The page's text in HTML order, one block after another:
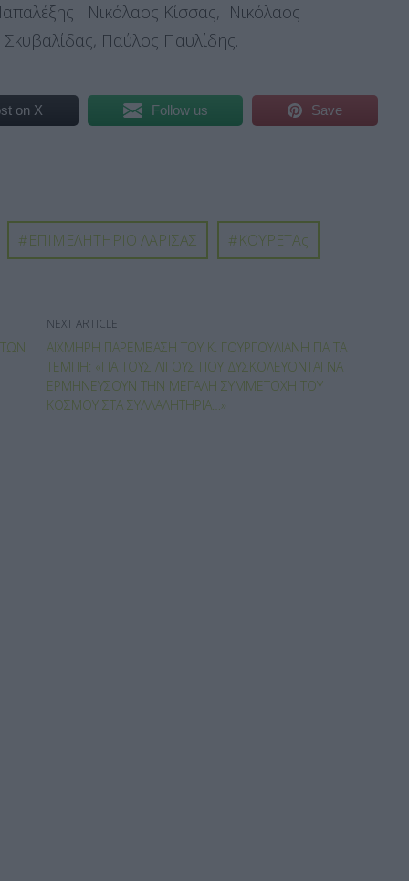
Νικόλαος Κίσσας, Νικόλαος
Παύλος Παυλίδης.
on X Follow us Save
ΕΠΙΜΕΛΗΤΗΡΙΟ ΛΑΡΙΣΑΣ ΚΟΥΡΕΤΑς
NEXT ARTICLE
ΑΙΧΜΗΡΉ ΠΑΡΈΜΒΑΣΗ ΤΟΥ Κ. ΓΟΥΡΓΟΥΛΙΆΝΗ ΓΙΑ ΤΑ
ΤΈΜΠΗ: «ΓΙΑ ΤΟΥΣ ΛΊΓΟΥΣ ΠΟΥ ΔΥΣΚΟΛΕΎΟΝΤΑΙ ΝΑ
ΕΡΜΗΝΕΎΣΟΥΝ ΤΗΝ ΜΕΓΆΛΗ ΣΥΜΜΕΤΟΧΉ ΤΟΥ
ΚΌΣΜΟΥ ΣΤΑ ΣΥΛΛΑΛΗΤΉΡΙΑ…»